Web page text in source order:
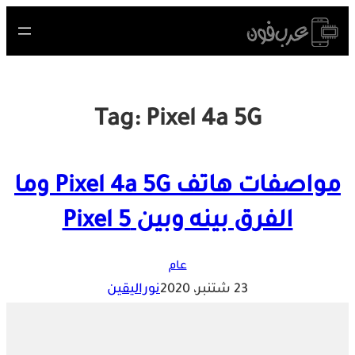
Skip
to
Tag: Pixel 4a 5G
مواصفات هاتف Pixel 4a 5G وما
الفرق بينه وبين Pixel 5
عام
23 شتنبر، 2020 نوراليقين